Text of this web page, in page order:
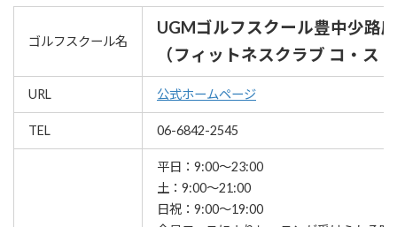
ゴルフスクール名
UGMゴルフスクール豊中少路店
（フィットネスクラブ コ・ス
URL 公式ホームページ
TEL 06-6842-2545
平日：9:00～23:00
土：9:00～21:00
日祝：9:00～19:00